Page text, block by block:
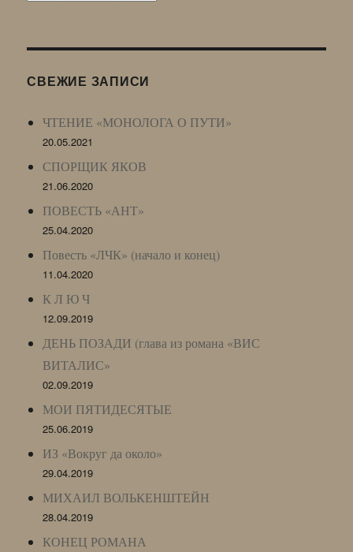
LJ
СВЕЖИЕ ЗАПИСИ
ЧТЕНИЕ «МОНОЛОГА О ПУТИ»
20.05.2021
СПОРЩИК ЯКОВ
21.06.2020
ПОВЕСТЬ «АНТ»
25.04.2020
Повесть «ЛЧК» (начало и конец)
11.04.2020
К Л Ю Ч
12.09.2019
ДЕНЬ ПОЗАДИ (глава из романа «ВИС
ВИТАЛИС»
02.09.2019
МОИ ПЯТИДЕСЯТЫЕ
25.06.2019
ИЗ «Вокруг да около»
29.04.2019
МИХАИЛ ВОЛЬКЕНШТЕЙН
28.04.2019
КОНЕЦ РОМАНА